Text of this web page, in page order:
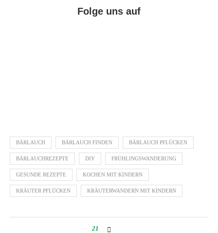
Folge uns auf
BÄRLAUCH BÄRLAUCH FINDEN BÄRLAUCH PFLÜCKEN
BÄRLAUCHREZEPTE DIY FRÜHLINGSWANDERUNG
GESUNDE REZEPTE KOCHEN MIT KINDERN
KRÄUTER PFLÜCKEN KRÄUTERWANDERN MIT KINDERN
21